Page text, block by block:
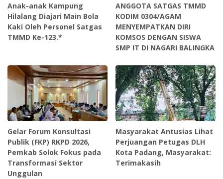
Anak-anak Kampung
Hilalang Diajari Main Bola
Kaki Oleh Personel Satgas
TMMD Ke-123.*
ANGGOTA SATGAS TMMD
KODIM 0304/AGAM
MENYEMPATKAN DIRI
KOMSOS DENGAN SISWA
SMP IT DI NAGARI BALINGKA
Gelar Forum Konsultasi
Publik (FKP) RKPD 2026,
Pemkab Solok Fokus pada
Transformasi Sektor
Unggulan
Masyarakat Antusias Lihat
Perjuangan Petugas DLH
Kota Padang, Masyarakat:
Terimakasih